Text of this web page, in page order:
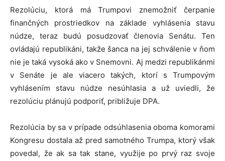
Rezolúciu, ktorá má Trumpovi znemožniť čerpanie
finančných prostriedkov na základe vyhlásenia stavu
núdze, teraz budú posudzovať členovia Senátu. Ten
ovládajú republikáni, takže šanca na jej schválenie v ňom
nie je taká vysoká ako v Snemovni. Aj medzi republikánmi
v Senáte je ale viacero takých, ktorí s Trumpovým
vyhlásením stavu núdze nesúhlasia a už uviedli, že
rezolúciu plánujú podporiť, približuje DPA.
Rezolúcia by sa v prípade odsúhlasenia oboma komorami
Kongresu dostala až pred samotného Trumpa, ktorý však
povedal, že ak sa tak stane, využije po prvý raz svoje